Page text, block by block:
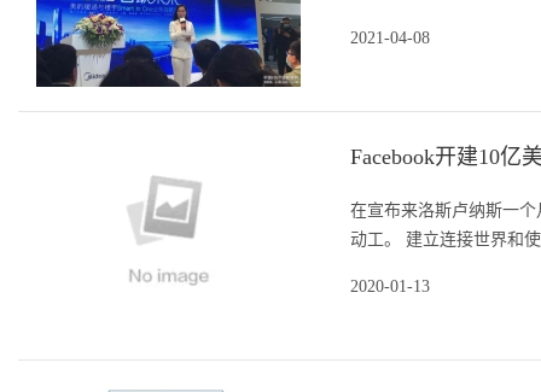
2021-04-08
Facebook开建10亿
在宣布来洛斯卢纳斯一个
动工。 建立连接世界和
2020-01-13